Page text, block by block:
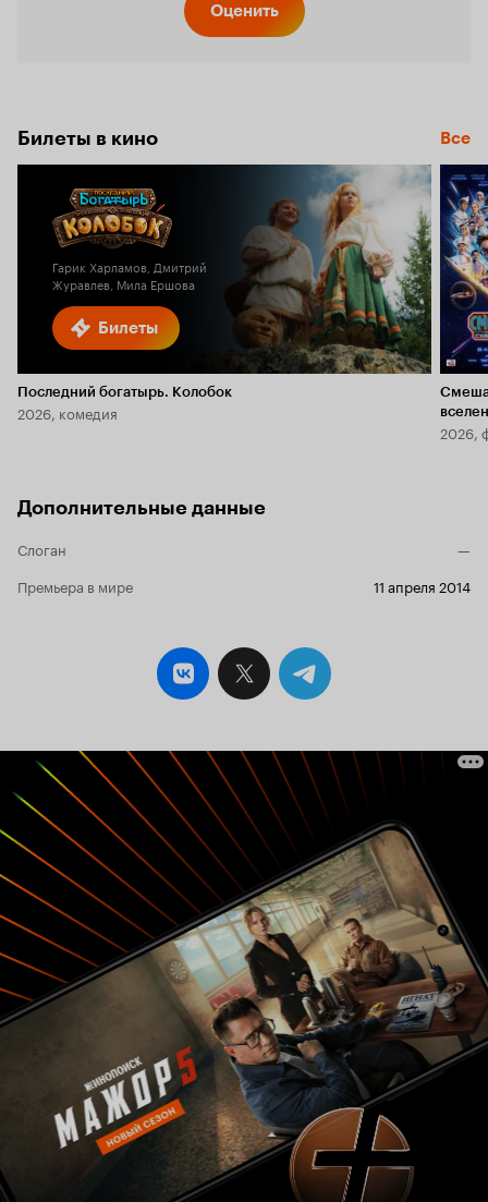
Оценить
Билеты в кино Все
Билеты
Гарик Харламов, Дмитрий
Журавлев, Мила Ершова
Последний богатырь. Колобок
2026, комедия
2026,
Дополнительные данные
Слоган
—
Премьера в мире
11 апреля 2014